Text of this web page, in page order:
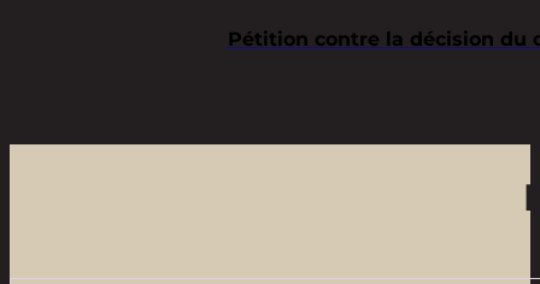
Pétition contre la décision du